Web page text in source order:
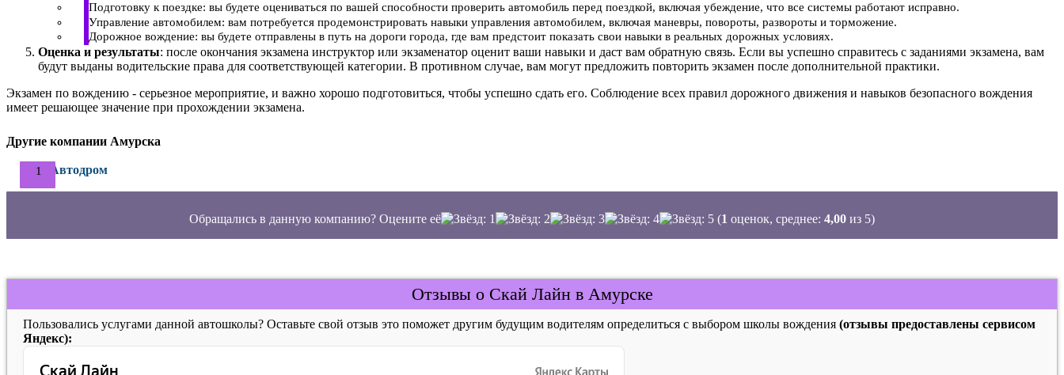
Подготовку к поездке: вы будете оцениваться по вашей способности проверить автомобиль перед поездкой, включая убеждение, что все системы работают исправно.
Управление автомобилем: вам потребуется продемонстрировать навыки управления автомобилем, включая маневры, повороты, развороты и торможение.
Дорожное вождение: вы будете отправлены в путь на дороги города, где вам предстоит показать свои навыки в реальных дорожных условиях.
Оценка и результаты: после окончания экзамена инструктор или экзаменатор оценит ваши навыки и даст вам обратную связь. Если вы успешно справитесь с заданиями экзамена, вам
будут выданы водительские права для соответствующей категории. В противном случае, вам могут предложить повторить экзамен после дополнительной практики.
Экзамен по вождению - серьезное мероприятие, и важно хорошо подготовиться, чтобы успешно сдать его. Соблюдение всех правил дорожного движения и навыков безопасного вождения
имеет решающее значение при прохождении экзамена.
Другие компании Амурска
Автодром
Обращались в данную компанию? Оцените её (1 оценок, среднее: 4,00 из 5)
Отзывы о Скай Лайн в Амурске
Пользовались услугами данной автошколы? Оставьте свой отзыв это поможет другим будущим водителям определиться с выбором школы вождения (отзывы предоставлены сервисом
Яндекс):